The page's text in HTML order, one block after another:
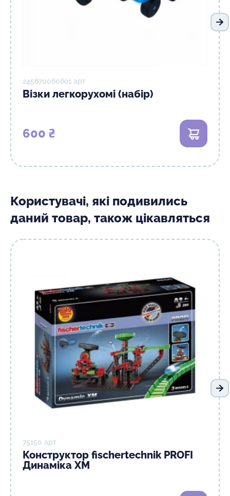
2456700606о1 арт
Візки легкорухомі (набір)
600 ₴ В кошик
Користувачі, які подивились
даний товар, також цікавляться
75150 арт
Конструктор fisсhertechnik PROFI
Динаміка XM